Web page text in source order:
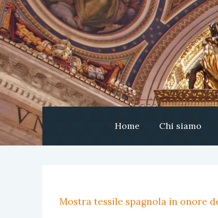
Home Chi siamo
Mostra tessile spagnola in onore